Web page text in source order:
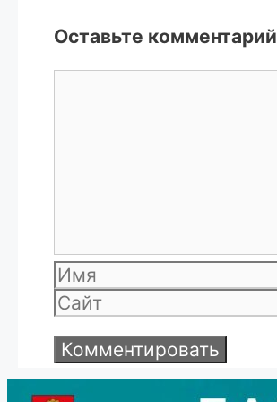
Оставьте комментарий
Имя